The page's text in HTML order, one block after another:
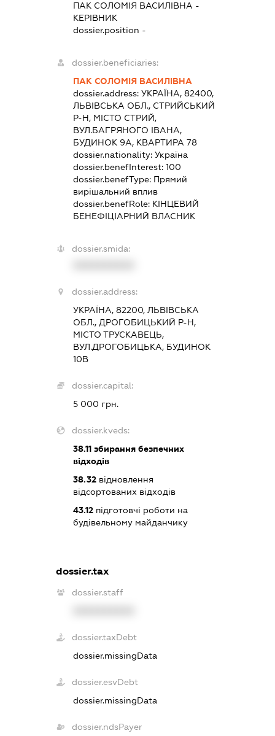
ПАК СОЛОМІЯ ВАСИЛІВНА -
КЕРІВНИК
dossier.position -
dossier.beneficiaries:
ПАК СОЛОМІЯ ВАСИЛІВНА
dossier.address:УКРАЇНА, 82400,
ЛЬВІВСЬКА ОБЛ., СТРИЙСЬКИЙ
Р-Н, МІСТО СТРИЙ,
ВУЛ.БАГРЯНОГО ІВАНА,
БУДИНОК 9А, КВАРТИРА 78
dossier.nationality:Україна
dossier.benefInterest:100
dossier.benefType: Прямий
вирішальний вплив
dossier.benefRole: КІНЦЕВИЙ
БЕНЕФІЦІАРНИЙ ВЛАСНИК
dossier.smida:
dossier.address:
УКРАЇНА, 82200, ЛЬВІВСЬКА
ОБЛ., ДРОГОБИЦЬКИЙ Р-Н,
МІСТО ТРУСКАВЕЦЬ,
ВУЛ.ДРОГОБИЦЬКА, БУДИНОК
10В
dossier.capital:
5 000 грн.
dossier.kveds:
38.11 збирання безпечних
відходів
38.32 відновлення
відсортованих відходів
43.12 підготовчі роботи на
будівельному майданчику
dossier.tax
dossier.staff
dossier.taxDebt
dossier.missingData
dossier.esvDebt
dossier.missingData
dossier.ndsPayer